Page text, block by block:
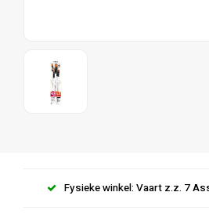
Fysieke winkel: Vaart z.z. 7